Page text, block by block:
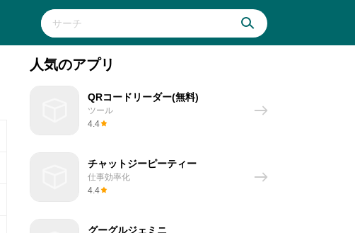
人気のアプリ
QRコードリーダー(無料)
ツール
4.4
チャットジーピーティー
仕事効率化
4.4
グーグルジェミニ